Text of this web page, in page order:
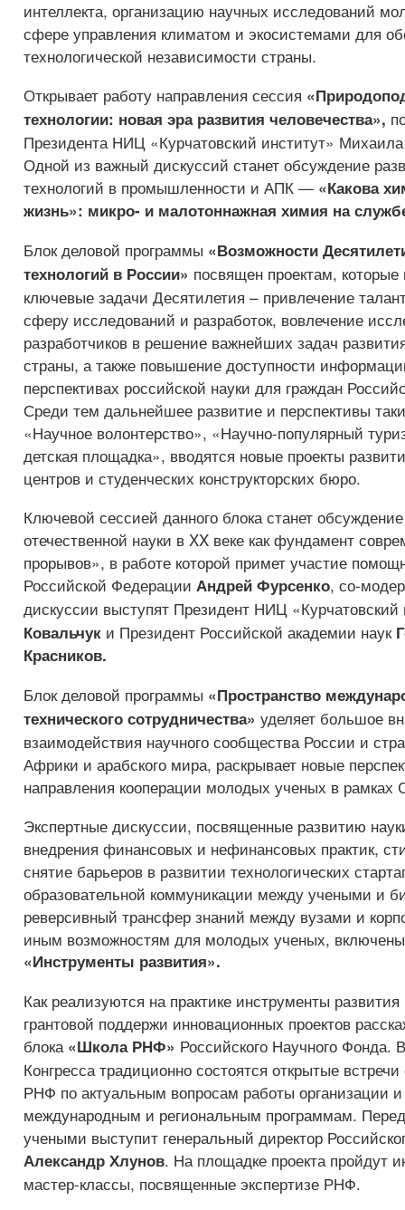
интеллекта, организацию научных исследований
сфере управления климатом и экосистемами для
технологической независимости страны.
Открывает работу направления сессия
технологии: новая эра развития человечества»,
Президента НИЦ «Курчатовский институт» Михаила
Одной из важный дискуссий станет обсуждение
технологий в промышленности и АПК — «Какова
жизнь»: микро- и малотоннажная химия на
Блок деловой программы «Возможности
технологий в России» посвящен проектам,
ключевые задачи Десятилетия – привлечение
сферу исследований и разработок, вовлечение
разработчиков в решение важнейших задач
страны, а также повышение доступности
перспективах российской науки для граждан
Среди тем дальнейшее развитие и перспективы
«Научное волонтерство», «Научно-популярный
детская площадка», вводятся новые проекты
центров и студенческих конструкторских бюро.
Ключевой сессией данного блока станет
отечественной науки в XX веке как фундамент
прорывов», в работе которой примет участие
Российской Федерации Андрей Фурсенко, со-
дискуссии выступят Президент НИЦ
Ковальчук и Президент Российской академии наук
Красников.
Блок деловой программы «Пространство
технического сотрудничества» уделяет большое
взаимодействия научного сообщества России и
Африки и арабского мира, раскрывает новые
направления кооперации молодых ученых в рамках
Экспертные дискуссии, посвященные развитию
внедрения финансовых и нефинансовых практик,
снятие барьеров в развитии технологических
образовательной коммуникации между учеными и
реверсивный трансфер знаний между вузами и
иным возможностям для молодых ученых, включены
«Инструменты развития».
Как реализуются на практике инструменты
грантовой поддержи инновационных проектов
блока «Школа РНФ» Российского Научного Фонда.
Конгресса традиционно состоятся открытые
РНФ по актуальным вопросам работы организации
международным и региональным программам.
учеными выступит генеральный директор
Александр Хлунов. На площадке проекта пройдут
мастер-классы, посвященные экспертизе РНФ.